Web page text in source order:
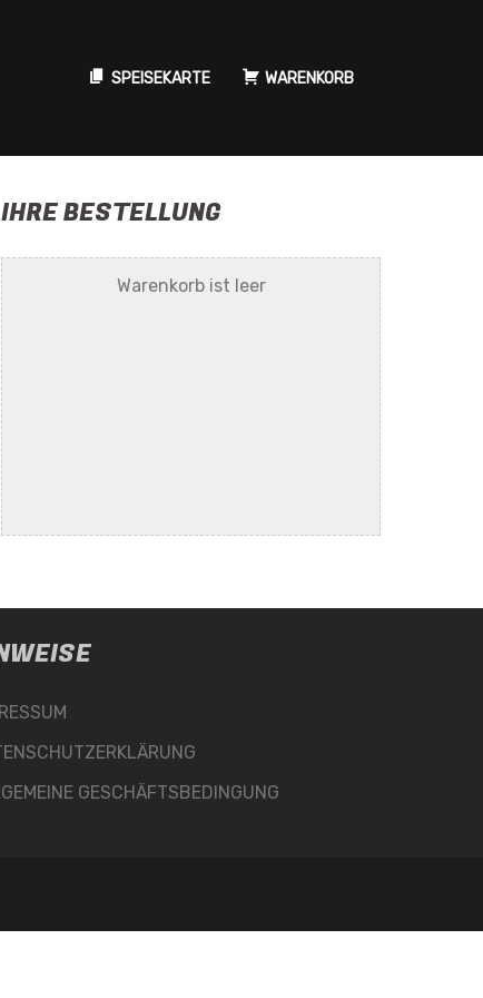
SPEISEKARTE WARENKORB
IHRE BESTELLUNG
Warenkorb ist leer
GESCHÄFTSBEDINGUNG